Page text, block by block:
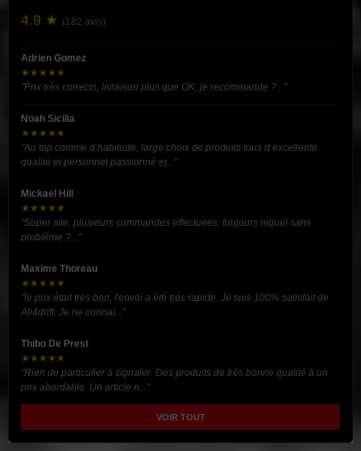
4.9 ★ (182 avis)
Adrien Gomez
★★★★★
"Prix très corrects, livraison plus que OK, je recommande ?..."
Noah Sicilia
★★★★★
"Au top comme d habitude, large choix de produits tous d excellente
qualité et personnel passionné et..."
Mickael Hill
★★★★★
"Super site, plusieurs commandes effectuées, toujours niquel sans
problème ?..."
Maxime Thoreau
★★★★★
"le prix était très bon, l'envoi a été très rapide. Je suis 100% satisfait de
All4drift. Je ne connai..."
Thibo De Prest
★★★★★
"Rien de particulier à signaler. Des produits de très bonne qualité à un
prix abordable. Un article n..."
VOIR TOUT